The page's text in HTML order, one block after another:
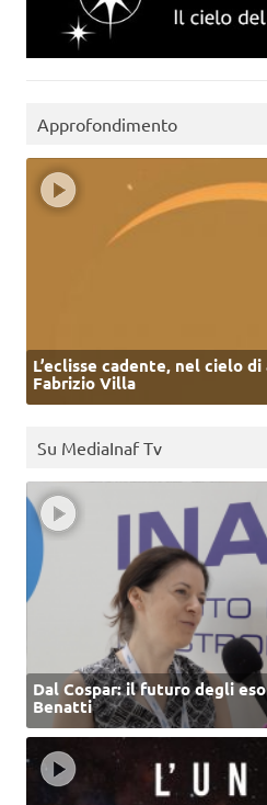
Approfondimento
L’eclisse cadente, nel cielo
Fabrizio Villa
Su MediaInaf Tv
Dal Cospar: il futuro degli
Benatti